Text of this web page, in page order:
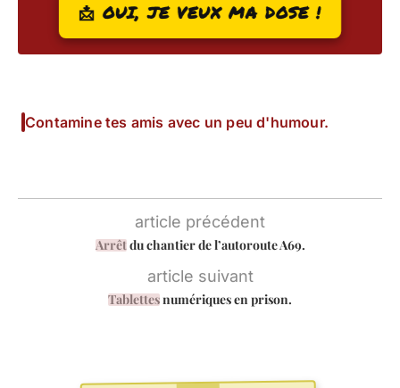
📩 OUI, JE VEUX MA DOSE !
Contamine tes amis avec un peu d'humour.
article précédent
Arrêtdu chantier de l’autoroute A69.
article suivant
Tablettesnumériques en prison.